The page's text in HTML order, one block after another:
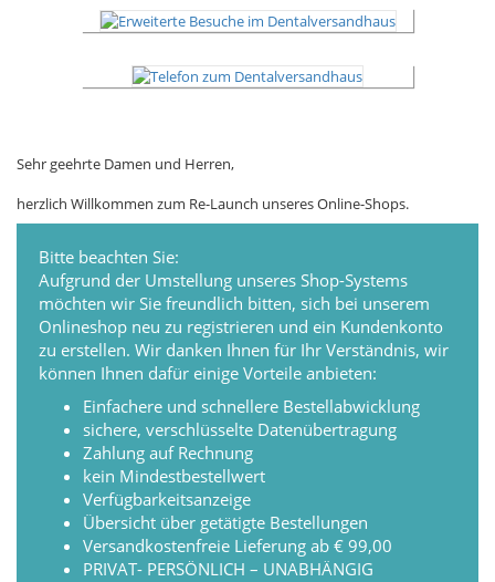
Sehr geehrte Damen und Herren,
herzlich Willkommen zum Re-Launch unseres Online-Shops.
Bitte beachten Sie:
Aufgrund der Umstellung unseres Shop-Systems
möchten wir Sie freundlich bitten, sich bei unserem
Onlineshop neu zu registrieren und ein Kundenkonto
zu erstellen. Wir danken Ihnen für Ihr Verständnis, wir
können Ihnen dafür einige Vorteile anbieten:
Einfachere und schnellere Bestellabwicklung
sichere, verschlüsselte Datenübertragung
Zahlung auf Rechnung
kein Mindestbestellwert
Verfügbarkeitsanzeige
Übersicht über getätigte Bestellungen
Versandkostenfreie Lieferung ab € 99,00
PRIVAT- PERSÖNLICH – UNABHÄNGIG